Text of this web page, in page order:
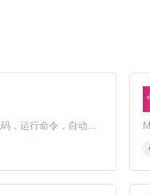
Claude Code 的开源替代方案。连接任意大模型，编辑代码，运行命令，自动验证 — 全自动执行。用 Rust 构建，极致性能。 ｜ An open-source alternative to Claude Code. Connect any LLM, edit code, run commands, and verify changes — autonomously. Built in Rust for speed. Get Started